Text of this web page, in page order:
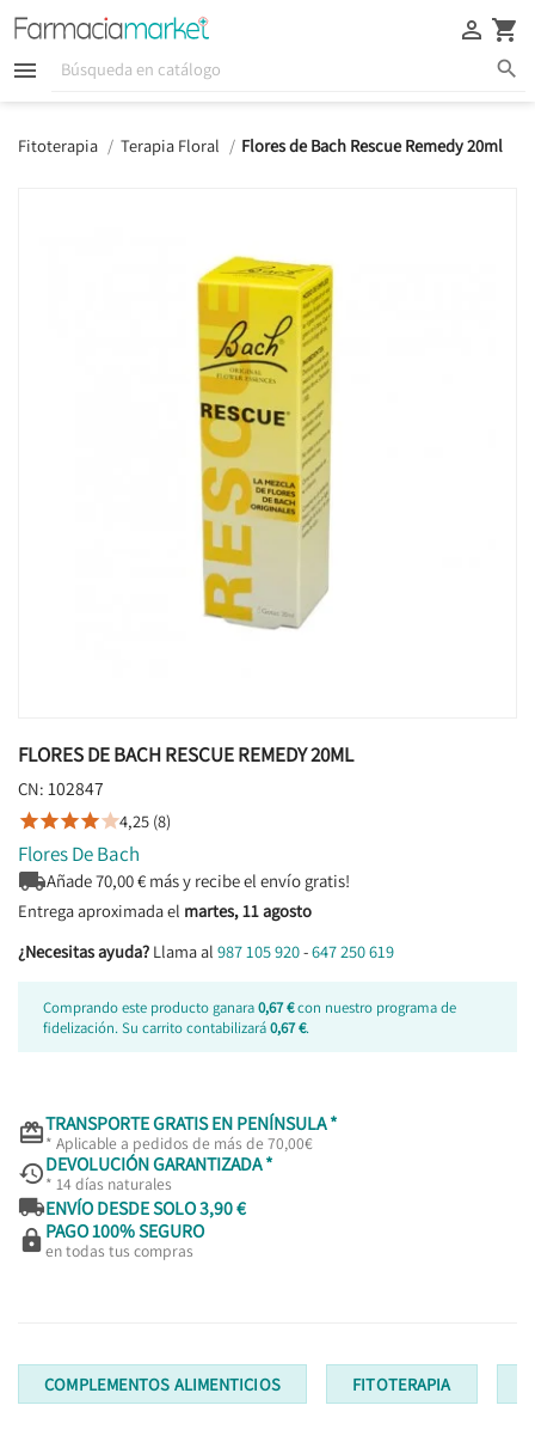
  
 
Fitoterapia Terapia Floral Flores de Bach Rescue Remedy 20ml
FLORES DE BACH RESCUE REMEDY 20ML
CN: 102847
4,25 (8)
Flores De Bach
Añade70,00€ más y recibe el envío gratis!
Entrega aproximada el martes, 11 agosto
¿Necesitas ayuda? Llama al 987 105 920-647 250 619
Comprando este producto ganara0,67 €con nuestro programa de
fidelización. Su carrito contabilizará0,67 €.
TRANSPORTE GRATIS EN PENÍNSULA *
* Aplicable a pedidos de más de 70,00€
DEVOLUCIÓN GARANTIZADA *
* 14 días naturales
ENVÍO DESDE SOLO 3,90 €
 PAGO 100% SEGURO
en todas tus compras
COMPLEMENTOS ALIMENTICIOS FITOTERAPIA